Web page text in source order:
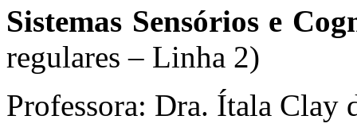
Sistemas Sensórios e
regulares – Linha 2)
Professora: Dra. Ítala Clay